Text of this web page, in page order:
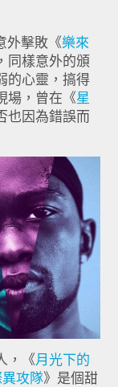
外擊敗《樂來
同樣意外的頒
的心靈，搞得
場，曾在《星
也因為錯誤而
，《月光下的
攻隊》是個甜